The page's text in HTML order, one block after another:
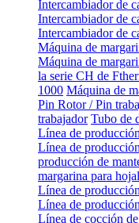
Intercambiador de
Intercambiador de
Intercambiador de
Máquina de
Máquina de
la serie CH de
1000 Máquina de
Pin Rotor / Pin
trabajador Tubo de
Línea de
Línea de
producción de
margarina para
Línea de
Línea de
Línea de cocción